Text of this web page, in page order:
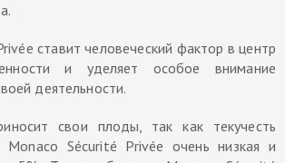
ставит человеческий фактор в центр
и уделяет особое внимание
деятельности.
свои плоды, так как текучесть
Sécurité Privée очень низкая и